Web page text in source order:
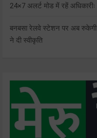
24×7 अलर्ट मोड में रहें
बनबसा रेलवे स्टेशन पर अब
ने दी स्वीकृति